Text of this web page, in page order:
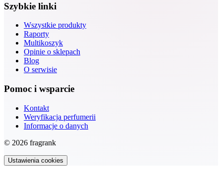
Szybkie linki
Wszystkie produkty
Raporty
Multikoszyk
Opinie o sklepach
Blog
O serwisie
Pomoc i wsparcie
Kontakt
Weryfikacja perfumerii
Informacje o danych
© 2026 fragrank
Ustawienia cookies